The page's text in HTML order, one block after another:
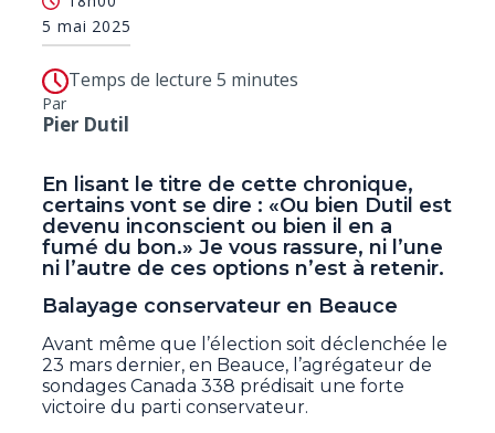
5 mai 2025
Temps de lecture 5 minutes
Par
Pier Dutil
En lisant le titre de cette chronique,
certains vont se dire : «Ou bien Dutil est
devenu inconscient ou bien il en a
fumé du bon.» Je vous rassure, ni l’une
ni l’autre de ces options n’est à retenir.
Balayage conservateur en Beauce
Avant même que l’élection soit déclenchée le
23 mars dernier, en Beauce, l’agrégateur de
sondages Canada 338 prédisait une forte
victoire du parti conservateur.